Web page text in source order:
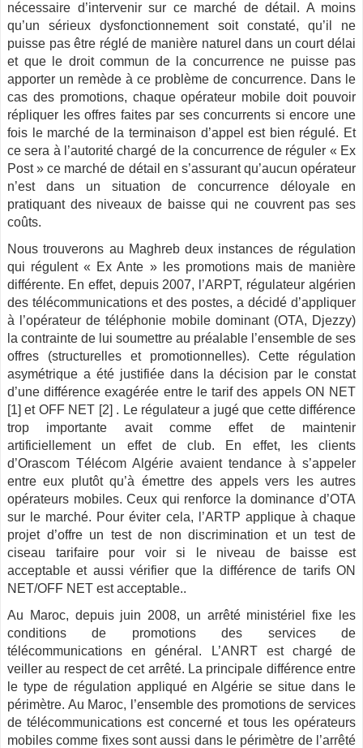
nécessaire d’intervenir sur ce marché de détail. A moins
qu’un sérieux dysfonctionnement soit constaté, qu’il ne
puisse pas être réglé de manière naturel dans un court délai
et que le droit commun de la concurrence ne puisse pas
apporter un remède à ce problème de concurrence. Dans le
cas des promotions, chaque opérateur mobile doit pouvoir
répliquer les offres faites par ses concurrents si encore une
fois le marché de la terminaison d’appel est bien régulé. Et
ce sera à l’autorité chargé de la concurrence de réguler « Ex
Post » ce marché de détail en s’assurant qu’aucun opérateur
n’est dans un situation de concurrence déloyale en
pratiquant des niveaux de baisse qui ne couvrent pas ses
coûts.
Nous trouverons au Maghreb deux instances de régulation
qui régulent « Ex Ante » les promotions mais de manière
différente. En effet, depuis 2007, l’ARPT, régulateur algérien
des télécommunications et des postes, a décidé d’appliquer
à l’opérateur de téléphonie mobile dominant (OTA, Djezzy)
la contrainte de lui soumettre au préalable l’ensemble de ses
offres (structurelles et promotionnelles). Cette régulation
asymétrique a été justifiée dans la décision par le constat
d’une différence exagérée entre le tarif des appels ON NET
[1] et OFF NET [2] . Le régulateur a jugé que cette différence
trop importante avait comme effet de maintenir
artificiellement un effet de club. En effet, les clients
d’Orascom Télécom Algérie avaient tendance à s’appeler
entre eux plutôt qu’à émettre des appels vers les autres
opérateurs mobiles. Ceux qui renforce la dominance d’OTA
sur le marché. Pour éviter cela, l’ARTP applique à chaque
projet d’offre un test de non discrimination et un test de
ciseau tarifaire pour voir si le niveau de baisse est
acceptable et aussi vérifier que la différence de tarifs ON
NET/OFF NET est acceptable..
Au Maroc, depuis juin 2008, un arrêté ministériel fixe les
conditions de promotions des services de
télécommunications en général. L’ANRT est chargé de
veiller au respect de cet arrêté. La principale différence entre
le type de régulation appliqué en Algérie se situe dans le
périmètre. Au Maroc, l’ensemble des promotions de services
de télécommunications est concerné et tous les opérateurs
mobiles comme fixes sont aussi dans le périmètre de l’arrêté